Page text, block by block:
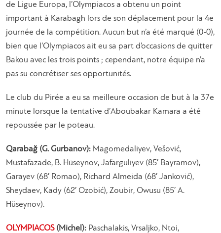
de Ligue Europa, l’Olympiacos a obtenu un point
important à Karabagh lors de son déplacement pour la 4e
journée de la compétition. Aucun but n’a été marqué (0-0),
bien que l’Olympiacos ait eu sa part d’occasions de quitter
Bakou avec les trois points ; cependant, notre équipe n’a
pas su concrétiser ses opportunités.
Le club du Pirée a eu sa meilleure occasion de but à la 37e
minute lorsque la tentative d’Aboubakar Kamara a été
repoussée par le poteau.
Qarabağ (G. Gurbanov): Magomedaliyev, Vešović,
Mustafazade, B. Hüseynov, Jafarguliyev (85′ Bayramov),
Garayev (68′ Romao), Richard Almeida (68′ Janković),
Sheydaev, Kady (62′ Ozobić), Zoubir, Owusu (85′ A.
Hüseynov).
OLYMPIACOS(Michel): Paschalakis, Vrsaljko, Ntoi,